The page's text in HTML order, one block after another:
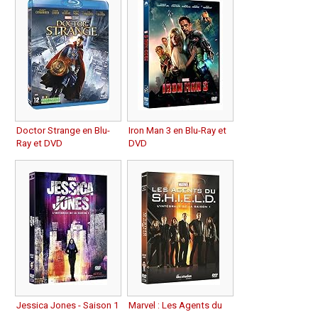
Doctor Strange en Blu-
Ray et DVD
Iron Man 3 en Blu-Ray et
DVD
Jessica Jones - Saison 1
Marvel : Les Agents du